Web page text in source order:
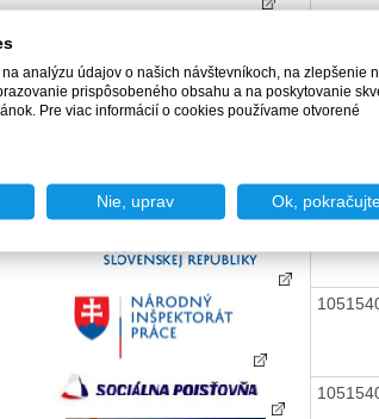
analýzu údajov o našich návštevníkoch, na zlepšenie
prispôsobeného obsahu a na poskytovanie
Pre viac informácií o cookies používame otvorené
Nie, uprav Ok,